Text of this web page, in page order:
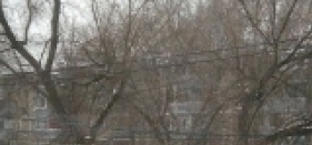
Перейти к основному содержанию